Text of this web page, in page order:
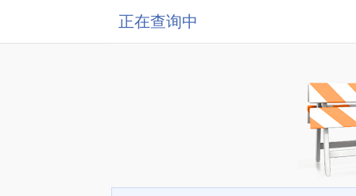
正在查询中